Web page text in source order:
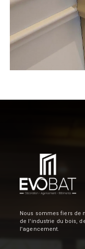
Nous sommes fiers de
de l'industrie du bois,
l'agencement.